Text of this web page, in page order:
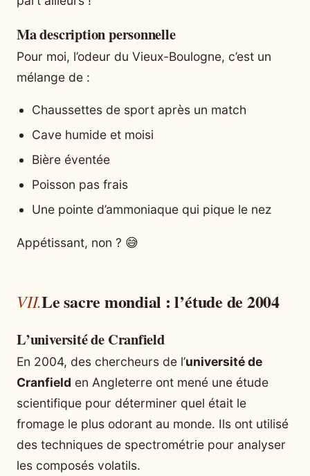
Ma description personnelle
Pour moi, l’odeur du Vieux-Boulogne, c’est un
mélange de :
Chaussettes de sport après un match
Cave humide et moisi
Bière éventée
Poisson pas frais
Une pointe d’ammoniaque qui pique le nez
Appétissant, non ? 😅
Le sacre mondial : l’étude de 2004
L’université de Cranfield
En 2004, des chercheurs de l’université de
Cranfield en Angleterre ont mené une étude
scientifique pour déterminer quel était le
fromage le plus odorant au monde. Ils ont utilisé
des techniques de spectrométrie pour analyser
les composés volatils.